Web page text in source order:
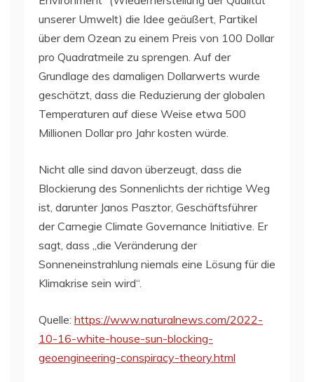
unserer Umwelt) die Idee geäußert, Partikel
über dem Ozean zu einem Preis von 100 Dollar
pro Quadratmeile zu sprengen. Auf der
Grundlage des damaligen Dollarwerts wurde
geschätzt, dass die Reduzierung der globalen
Temperaturen auf diese Weise etwa 500
Millionen Dollar pro Jahr kosten würde.
Nicht alle sind davon überzeugt, dass die
Blockierung des Sonnenlichts der richtige Weg
ist, darunter Janos Pasztor, Geschäftsführer
der Carnegie Climate Governance Initiative. Er
sagt, dass „die Veränderung der
Sonneneinstrahlung niemals eine Lösung für die
Klimakrise sein wird“.
Quelle: https://www.naturalnews.com/2022-
10-16-white-house-sun-blocking-
geoengineering-conspiracy-theory.html